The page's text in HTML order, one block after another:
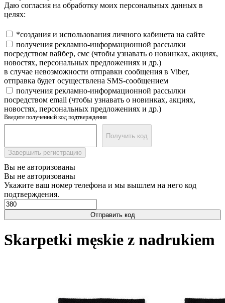
Даю согласия на обработку моих персональных данных в
целях:
*создания и использования личного кабинета на сайте
получения рекламно-информационной рассылки
посредством вайбер, смс (чтобы узнавать о новинках, акциях,
новостях, персональных предложениях и др.)
в случае невозможности отправки сообщения в Viber,
отправка будет осуществлена SMS-сообщением
получения рекламно-информационной рассылки
посредством email (чтобы узнавать о новинках, акциях,
новостях, персональных предложениях и др.)
Введите полученный код подтверждения
Получить код
Завершить регистрацию
Вы не авторизованы
Вы не авторизованы
Укажите ваш номер телефона и мы вышлем на него код
подтверждения.
Отправить код
Skarpetki męskie z nadrukiem